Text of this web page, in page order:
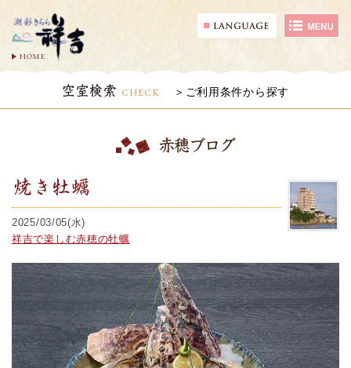
HOME
空室検索 CHECK ご利用条件から探す
赤穂ブログ
焼き牡蠣
2025/03/05(水)
祥吉で楽しむ赤穂の牡蠣